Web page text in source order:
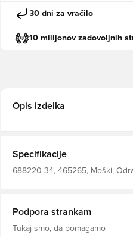
30 dni za vračilo
10 milijonov zadovoljnih
Opis izdelka
Specifikacije
688220 34, 465265, Moški,
Podpora strankam
Tukaj smo, da pomagamo